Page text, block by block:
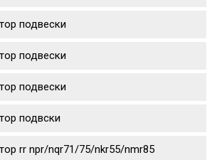
подвески
подвески
подвески
подвски
rr npr/nqr71/75/nkr55/nmr85